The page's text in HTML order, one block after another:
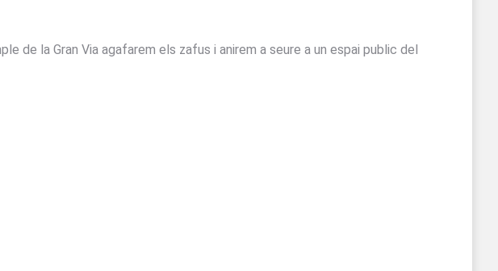
de la Gran Via agafarem els zafus i anirem a seure a un espai public del